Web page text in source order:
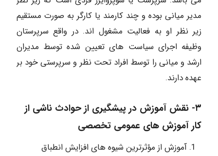
مدیر میانی بوده و چند کارمند یا کارگر به صورت مستقیم
زیر نظر او به فعالیت مشغول اند. در واقع سرپرستان
وظیفه اجرای سیاست های تعیین شده توسط مدیران
ارشد و میانی را توسط افراد تحت نظر و سرپرستی خود بر
عهده دارند.
۳- نقش آموزش در پیشگیری از حوادث ناشی از
کار آموزش های عمومی تخصصی
آموزش از مؤثرترین شیوه های افزایش انطباق